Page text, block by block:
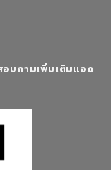
บถามเพิ่มเติมแอด